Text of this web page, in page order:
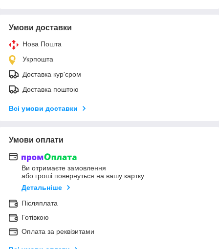
Умови доставки
Нова Пошта
Укрпошта
Доставка кур'єром
Доставка поштою
Всі умови доставки
Умови оплати
Ви отримаєте замовлення
або гроші повернуться на вашу картку
Детальніше
Післяплата
Готівкою
Оплата за реквізитами